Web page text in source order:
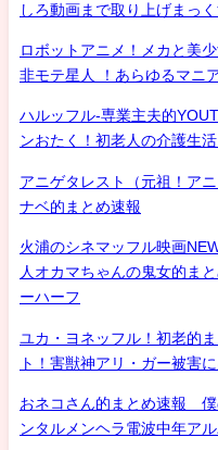
しろ動画まで取り上げまっ
ロボットアニメ！メカと美
非モテ星人 ！あらゆるマニ
ハルッフル-専業主夫的
ンおたく！初老人の介護生
アニゲタレスト（元祖！ア
ナベ的まとめ速報
火浦のシネマッフル映画
人オカマちゃんの鬼女的ま
ーハーフ
ユカ・ヨネッフル！初老的
ト！害獣神アリ・ガー被害
おネコさん的まとめ速報 僕
ンタルメンヘラ電波中年ア